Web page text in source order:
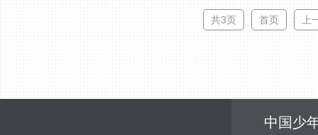
共3页 首页 上
中国少